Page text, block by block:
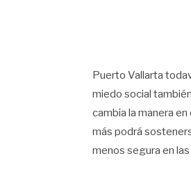
Puerto Vallarta
miedo social
cambia la manera
más podrá
menos segura en las